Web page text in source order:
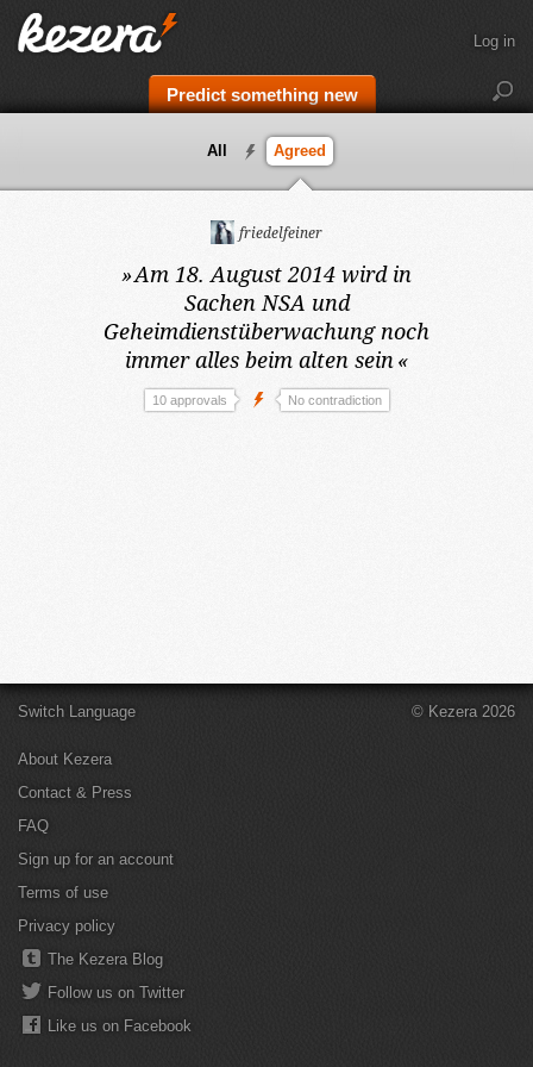
Predict something new
Log in
All Agreed
friedelfeiner
»Am 18. August 2014 wird in
Sachen NSA und
Geheimdienstüberwachung noch
immer alles beim alten sein«
10 approvals No contradiction
Switch Language
About Kezera
Contact & Press
FAQ
Sign up for an account
Terms of use
Privacy policy
The Kezera Blog
Follow us on Twitter
Like us on Facebook
© Kezera 2026